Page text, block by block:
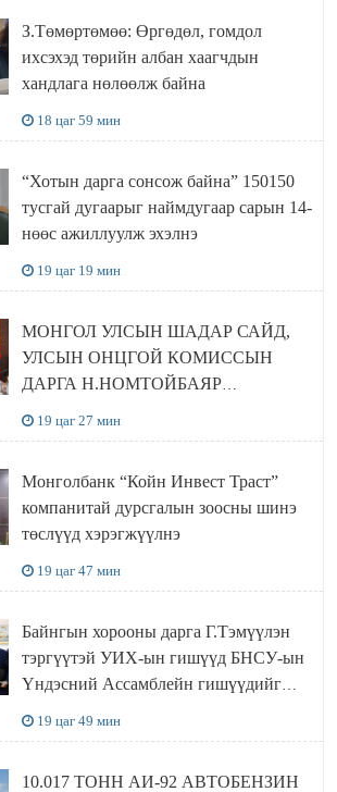
З.Төмөртөмөө: Өргөдөл, гомдол
ихсэхэд төрийн албан хаагчдын
хандлага нөлөөлж байна
18 цаг 59 мин
“Хотын дарга сонсож байна” 150150
тусгай дугаарыг наймдугаар сарын 14-
нөөс ажиллуулж эхэлнэ
19 цаг 19 мин
МОНГОЛ УЛСЫН ШАДАР САЙД,
УЛСЫН ОНЦГОЙ КОМИССЫН
ДАРГА Н.НОМТОЙБАЯР
19 цаг 27 мин
Монголбанк “Койн Инвест Траст”
компанитай дурсгалын зоосны шинэ
төслүүд хэрэгжүүлнэ
19 цаг 47 мин
Байнгын хорооны дарга Г.Тэмүүлэн
тэргүүтэй УИХ-ын гишүүд БНСУ-ын
Үндэсний Ассамблейн гишүүдийг
19 цаг 49 мин
10.017 ТОНН АИ-92 АВТОБЕНЗИН